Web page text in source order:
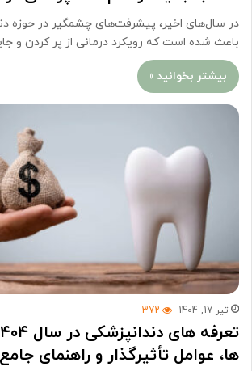
در سال‌های اخیر، پیشرفت‌های چشمگیر در حوزه
باعث شده است که رویکرد درمانی از پر کردن و
بیشتر بخوانید »
تیر 17, 1404 372
ها، عوامل تأثیرگذار و راهنمای جامع